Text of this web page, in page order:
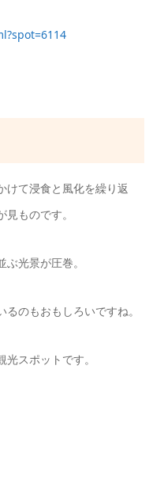
けて浸食と風化を繰り返
ものです。
光景が圧巻。
のもおもしろいですね。
スポットです。